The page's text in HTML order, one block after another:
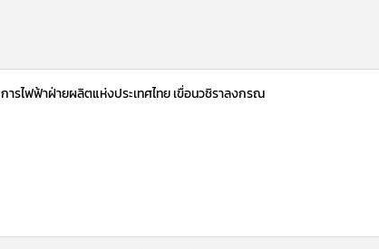
การไฟฟ้าฝ่ายผลิตแห่งประเทศไทย เขื่อนวชิราลงกรณ